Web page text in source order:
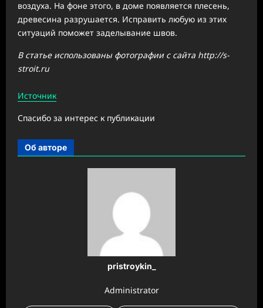
воздуха. На фоне этого, в доме появляется плесень,
древесина разрушается. Исправить любую из этих
ситуаций поможет заделывание швов.
В статье использованы фотографии с сайта http://s-
stroit.ru
Источник
Спасибо за интерес к публикации
Об авторе
pristroykin_
Administrator